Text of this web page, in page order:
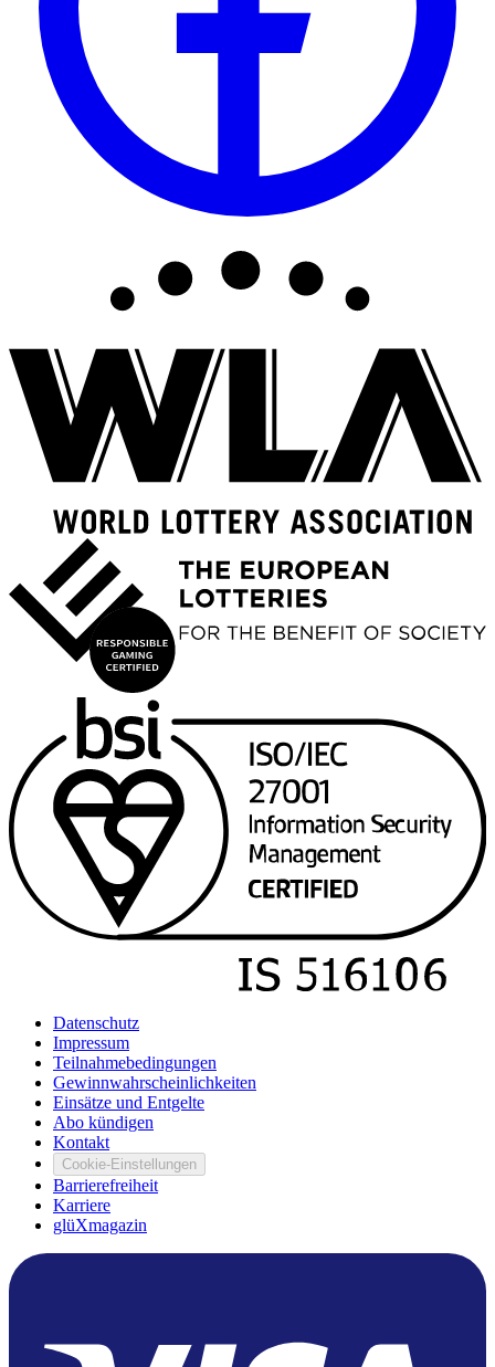
Datenschutz
Impressum
Teilnahmebedingungen
Gewinnwahrscheinlichkeiten
Einsätze und Entgelte
Abo kündigen
Kontakt
Cookie-Einstellungen
Barrierefreiheit
Karriere
glüXmagazin